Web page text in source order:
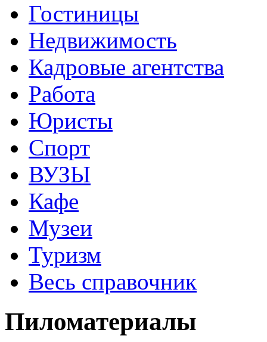
Гостиницы
Недвижимость
Кадровые агентства
Работа
Юристы
Спорт
ВУЗЫ
Кафе
Музеи
Туризм
Весь справочник
Пиломатериалы